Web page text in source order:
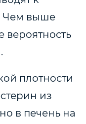
Чем выше
плотности
из
в печень на